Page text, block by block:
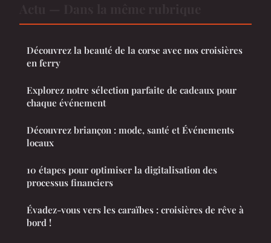
Découvrez la beauté de la corse avec nos croisières
en ferry
Explorez notre sélection parfaite de cadeaux pour
chaque événement
Découvrez briançon : mode, santé et Événements
locaux
10 étapes pour optimiser la digitalisation des
processus financiers
Évadez-vous vers les caraïbes : croisières de rêve à
bord !